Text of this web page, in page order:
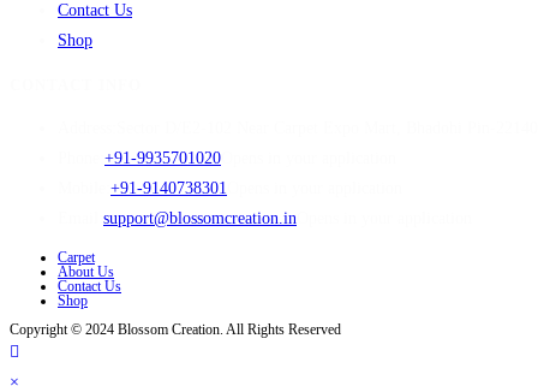
Contact Us
Shop
+91-9935701020
+91-9140738301
support@blossomcreation.in
Carpet
About Us
Contact Us
Shop
Copyright © 2024 Blossom Creation. All Rights Reserved
×